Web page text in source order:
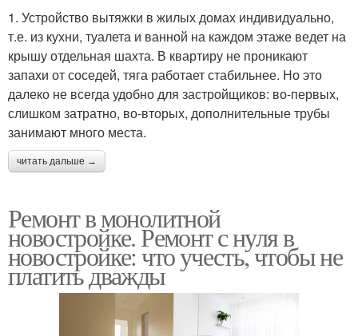
1. Устройство вытяжки в жилых домах индивидуально,
т.е. из кухни, туалета и ванной на каждом этаже ведет на
крышу отдельная шахта. В квартиру не проникают
запахи от соседей, тяга работает стабильнее. Но это
далеко не всегда удобно для застройщиков: во-первых,
слишком затратно, во-вторых, дополнительные трубы
занимают много места.
читать дальше →
Ремонт в монолитной
новостройке. Ремонт с нуля в
новостройке: что учесть, чтобы не
платить дважды